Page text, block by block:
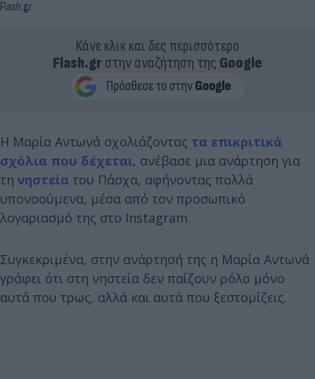
Flash.gr
Κάνε κλικ και δες περισσότερο
Flash.grστην αναζήτηση της Google
Η Μαρία Αντωνά σχολιάζοντας τα επικριτικά
σχόλια που δέχεται, ανέβασε μια ανάρτηση για
τη νηστεία του Πάσχα, αφήνοντας πολλά
υπονοούμενα, μέσα από τον προσωπικό
λογαριασμό της στο Instagram.
Συγκεκριμένα, στην ανάρτησή της η Μαρία Αντωνά
γράφει ότι στη νηστεία δεν παίζουν ρόλο μόνο
αυτά που τρως, αλλά και αυτά που ξεστομίζεις.